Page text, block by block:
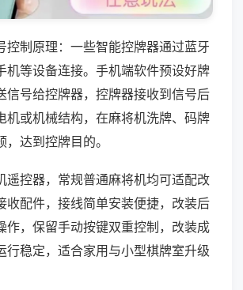
控制原理：一些智能控牌器通过蓝牙
机等设备连接。手机端软件预设好牌
信号给控牌器，控牌器接收到信号后
机或机械结构，在麻将机洗牌、码牌
达到控牌目的。
遥控器，常规普通麻将机均可适配改
收配件，接线简单安装便捷，改装后
作，保留手动按键双重控制，改装成
行稳定，适合家用与小型棋牌室升级